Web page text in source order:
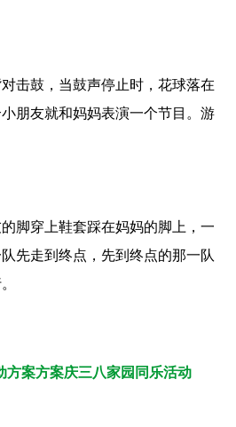
鼓，当鼓声停止时，花球落在
朋友就和妈妈表演一个节目。游
穿上鞋套踩在妈妈的脚上，一
先走到终点，先到终点的那一队
方案方案庆三八家园同乐活动